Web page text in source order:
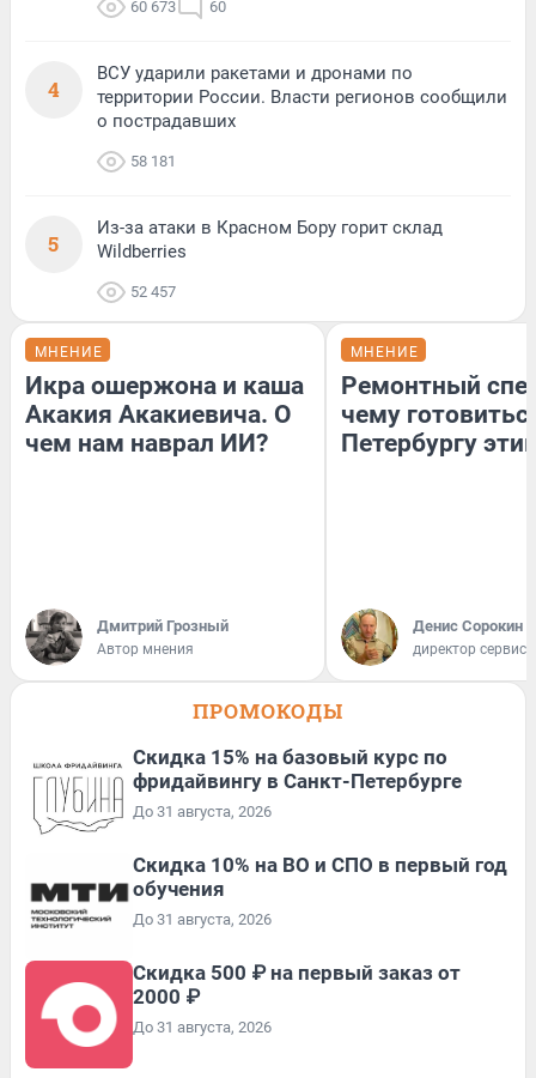
60 673 60
4
ВСУ ударили ракетами и дронами по
территории России. Власти регионов сообщили
о пострадавших
58 181
5
Из-за атаки в Красном Бору горит склад
Wildberries
52 457
МНЕНИЕ
Икра ошержона и каша
Акакия Акакиевича. О
чем нам наврал ИИ?
Дмитрий Грозный
Автор мнения
МНЕНИЕ
Ремонтный
чему
Петербургу
Денис Сорокин
директор
ПРОМОКОДЫ
Скидка 15% на базовый курс по
фридайвингу в Санкт-Петербурге
До 31 августа, 2026
Скидка 10% на ВО и СПО в первый год
обучения
До 31 августа, 2026
Скидка 500 ₽ на первый заказ от
2000 ₽
До 31 августа, 2026